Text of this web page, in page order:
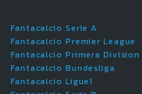
Fantacalcio Serie A
Fantacalcio Premier League
Fantacalcio Primera Division
Fantacalcio Bundesliga
Fantacalcio Ligue1